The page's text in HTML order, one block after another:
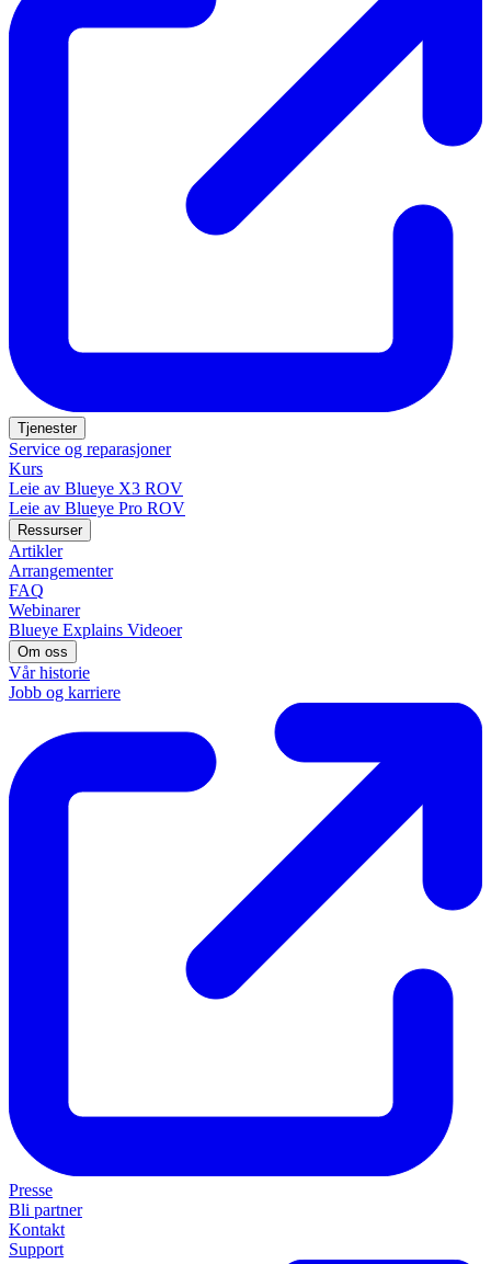
Tjenester
Service og reparasjoner
Kurs
Leie av Blueye X3 ROV
Leie av Blueye Pro ROV
Ressurser
Artikler
Arrangementer
FAQ
Webinarer
Blueye Explains Videoer
Om oss
Vår historie
Jobb og karriere
Presse
Bli partner
Kontakt
Support